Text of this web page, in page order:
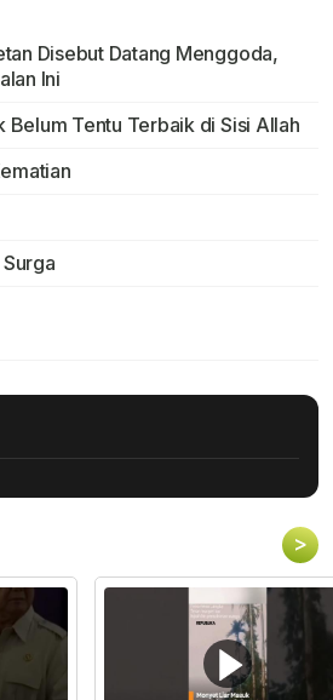
Disebut Datang Menggoda,
Ini
Belum Tentu Terbaik di Sisi Allah
>